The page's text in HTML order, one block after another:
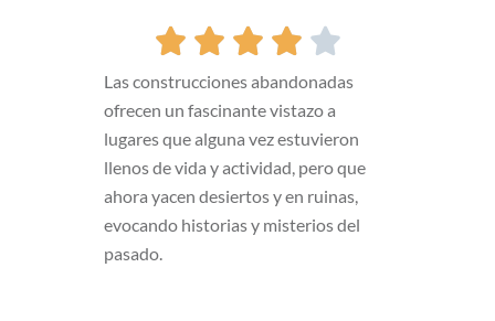
    
Las construcciones abandonadas
ofrecen un fascinante vistazo a
lugares que alguna vez estuvieron
llenos de vida y actividad, pero que
ahora yacen desiertos y en ruinas,
evocando historias y misterios del
pasado.